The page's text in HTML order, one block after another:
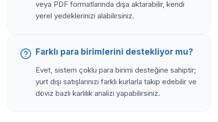
veya PDF formatlarında dışa aktarabilir, kendi
yerel yedeklerinizi alabilirsiniz.
Farklı para birimlerini destekliyor mu?
Evet, sistem çoklu para birimi desteğine sahiptir;
yurt dışı satışlarınızı farklı kurlarla takip edebilir ve
döviz bazlı karlılık analizi yapabilirsiniz.